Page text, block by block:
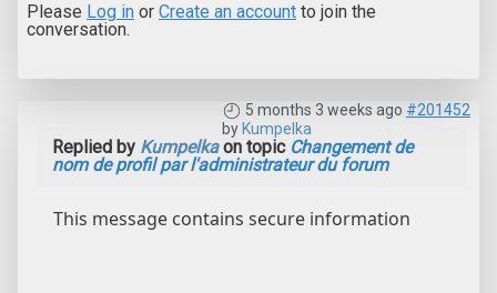
Please Log in or Create an account to join the
conversation.
5 months 3 weeks ago #201452
by Kumpelka
Replied by Kumpelkaon topic Changement de
nom de profil par l'administrateur du forum
This message contains secure information